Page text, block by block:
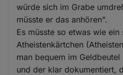
würde sich im Grabe
müsste er das anhören".
Es müsste so etwas wie
Atheistenkärtchen
man bequem im
und der klar dokumentiert,